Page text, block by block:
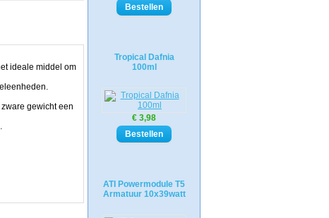
Tropical Dafnia
100ml
€ 3,98
ATI Powermodule T5
Armatuur 10x39watt
ideale middel om
gewicht een